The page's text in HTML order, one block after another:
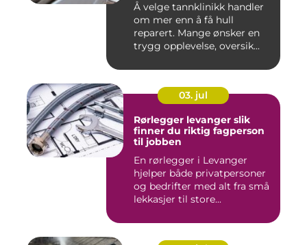
Å velge tannklinikk handler
om mer enn å få hull
reparert. Mange ønsker en
trygg opplevelse, oversik...
03. jul
Rørlegger levanger slik
finner du riktig fagperson
til jobben
En rørlegger i Levanger
hjelper både privatpersoner
og bedrifter med alt fra små
lekkasjer til store...